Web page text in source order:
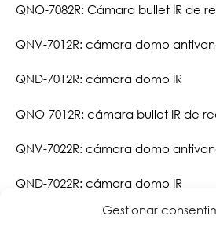
Gestionar
QNO-7082R: Cámara bullet IR de
QNV-7012R: cámara domo
QND-7012R: cámara domo IR
QNO-7012R: cámara bullet IR de
QNV-7022R: cámara domo
QND-7022R: cámara domo IR
QNO-7022R: Cámara bullet IR de